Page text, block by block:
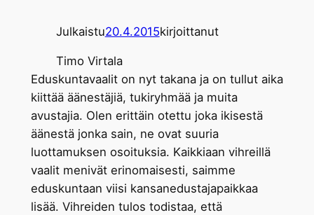
Julkaistu20.4.2015kirjoittanut
Timo Virtala
Eduskuntavaalit on nyt takana ja on tullut aika
kiittää äänestäjiä, tukiryhmää ja muita
avustajia. Olen erittäin otettu joka ikisestä
äänestä jonka sain, ne ovat suuria
luottamuksen osoituksia. Kaikkiaan vihreillä
vaalit menivät erinomaisesti, saimme
eduskuntaan viisi kansanedustajapaikkaa
lisää. Vihreiden tulos todistaa, että